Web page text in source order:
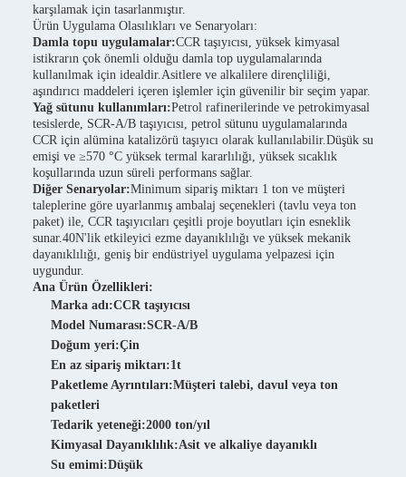
karşılamak için tasarlanmıştır.
Ürün Uygulama Olasılıkları ve Senaryoları:
Damla topu uygulamalar:CCR taşıyıcısı, yüksek kimyasal
istikrarın çok önemli olduğu damla top uygulamalarında
kullanılmak için idealdir.Asitlere ve alkalilere dirençliliği,
aşındırıcı maddeleri içeren işlemler için güvenilir bir seçim yapar.
Yağ sütunu kullanımları:Petrol rafinerilerinde ve petrokimyasal
tesislerde, SCR-A/B taşıyıcısı, petrol sütunu uygulamalarında
CCR için alümina katalizörü taşıyıcı olarak kullanılabilir.Düşük su
emişi ve ≥570 °C yüksek termal kararlılığı, yüksek sıcaklık
koşullarında uzun süreli performans sağlar.
Diğer Senaryolar:Minimum sipariş miktarı 1 ton ve müşteri
taleplerine göre uyarlanmış ambalaj seçenekleri (tavlu veya ton
paket) ile, CCR taşıyıcıları çeşitli proje boyutları için esneklik
sunar.40N'lik etkileyici ezme dayanıklılığı ve yüksek mekanik
dayanıklılığı, geniş bir endüstriyel uygulama yelpazesi için
uygundur.
Ana Ürün Özellikleri:
Marka adı:CCR taşıyıcısı
Model Numarası:SCR-A/B
Doğum yeri:Çin
En az sipariş miktarı:1t
Paketleme Ayrıntıları:Müşteri talebi, davul veya ton
paketleri
Tedarik yeteneği:2000 ton/yıl
Kimyasal Dayanıklılık:Asit ve alkaliye dayanıklı
Su emimi:Düşük